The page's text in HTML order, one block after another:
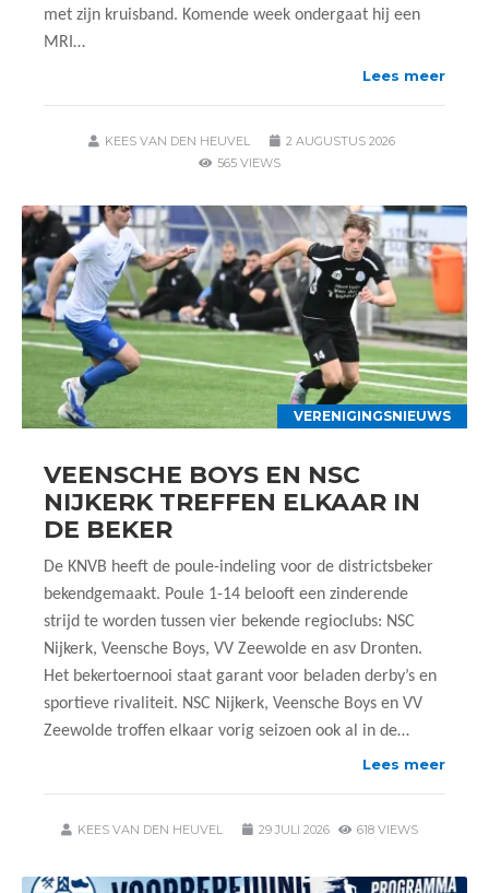
met zijn kruisband. Komende week ondergaat hij een
MRI…
Lees meer
KEES VAN DEN HEUVEL
2 AUGUSTUS 2026
565 VIEWS
VERENIGINGSNIEUWS
VEENSCHE BOYS EN NSC
NIJKERK TREFFEN ELKAAR IN
DE BEKER
De KNVB heeft de poule-indeling voor de districtsbeker
bekendgemaakt. Poule 1-14 belooft een zinderende
strijd te worden tussen vier bekende regioclubs: NSC
Nijkerk, Veensche Boys, VV Zeewolde en asv Dronten.
Het bekertoernooi staat garant voor beladen derby’s en
sportieve rivaliteit. NSC Nijkerk, Veensche Boys en VV
Zeewolde troffen elkaar vorig seizoen ook al in de…
Lees meer
KEES VAN DEN HEUVEL 29 JULI 2026 618 VIEWS